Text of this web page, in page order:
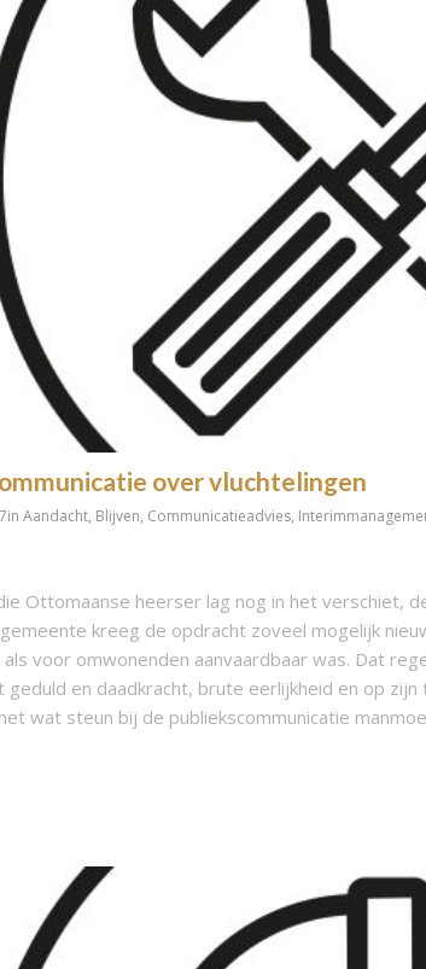
over vluchtelingen
in Aandacht, Blijven, Communicatieadvies,
Ottomaanse heerser lag nog in het verschiet,
kreeg de opdracht zoveel mogelijk
voor omwonenden aanvaardbaar was. Dat
geduld en daadkracht, brute eerlijkheid en op
wat steun bij de publiekscommunicatie